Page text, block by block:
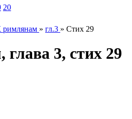
20
римлянам » гл.3 » Стих 29
, глава 3, стих 29